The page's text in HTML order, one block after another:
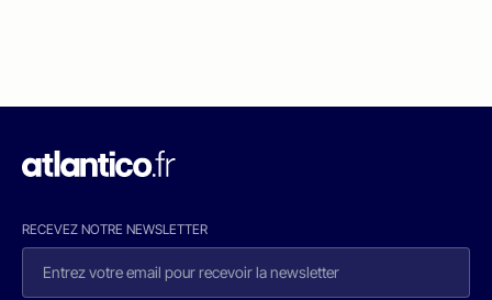
RECEVEZ NOTRE NEWSLETTER